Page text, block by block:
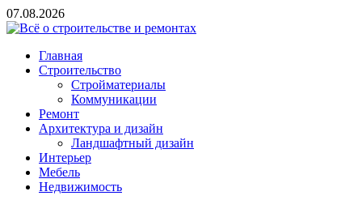
Skip
to
07.08.2026
Всё о строительстве и ремонтах
Главная
Строительство
Стройматериалы
Коммуникации
Ремонт
Архитектура и дизайн
Ландшафтный дизайн
Интерьер
Мебель
Недвижимость